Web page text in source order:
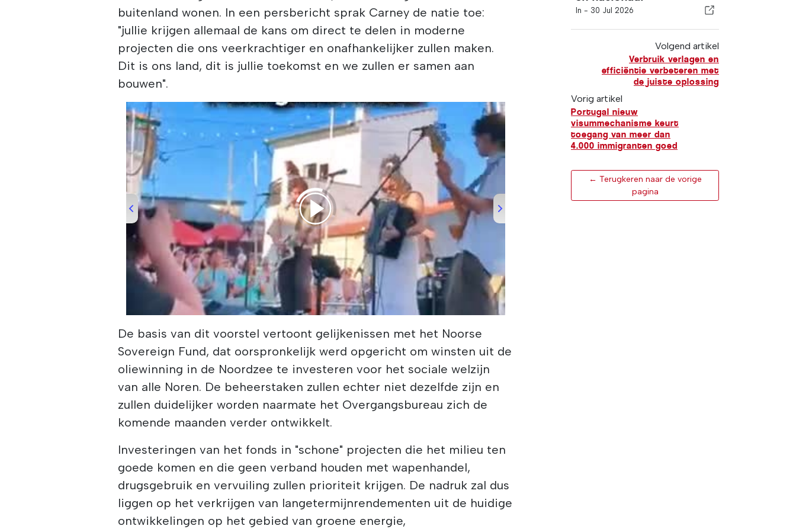
buitenland wonen. In een persbericht sprak Carney de natie toe:
"jullie krijgen allemaal de kans om direct te delen in moderne
projecten die ons veerkrachtiger en onafhankelijker zullen maken.
Dit is ons land, dit is jullie toekomst en we zullen er samen aan
bouwen".
00:00 00:51
De basis van dit voorstel vertoont gelijkenissen met het Noorse
Sovereign Fund, dat oorspronkelijk werd opgericht om winsten uit de
oliewinning in de Noordzee te investeren voor het sociale welzijn
van alle Noren. De beheerstaken zullen echter niet dezelfde zijn en
zullen duidelijker worden naarmate het Overgangsbureau zich de
komende maanden verder ontwikkelt.
Investeringen van het fonds in "schone" projecten die het milieu ten
goede komen en die geen verband houden met wapenhandel,
drugsgebruik en vervuiling zullen prioriteit krijgen. De nadruk zal dus
liggen op het verkrijgen van langetermijnrendementen uit de huidige
ontwikkelingen op het gebied van groene energie,
In - 30 Jul 2026
Volgend artikel
Verbruik verlagen en
efficiëntie verbeteren met
de juiste oplossing
Vorig artikel
Portugal nieuw
visummechanisme keurt
toegang van meer dan
4.000 immigranten goed
← Terugkeren naar de vorige
pagina